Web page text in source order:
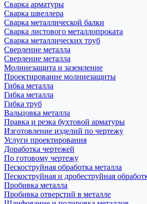
Сварка арматуры
Сварка швеллера
Сварка металлической балки
Сварка листового металлопроката
Сварка металлических труб
Сверление металла
Сверление металла
Молниезащита и заземление
Проектирование молниезащиты
Гибка металла
Гибка металла
Гибка труб
Вальцовка металла
Правка и резка бухтовой арматуры
Изготовление изделий по чертежу
Услуги проектирования
Доработка чертежей
По готовому чертежу
Пескоструйная обработка металла
Пескоструйная и дробеструйная
Пробивка металла
Пробивка отверстий в металле